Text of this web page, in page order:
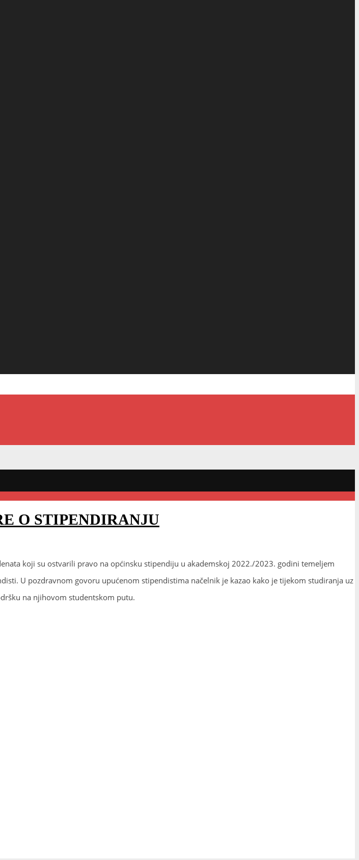
O STIPENDIRANJU
koji su ostvarili pravo na općinsku stipendiju u akademskoj 2022./2023. godini temeljem
U pozdravnom govoru upućenom stipendistima načelnik je kazao kako je tijekom studiranja uz
na njihovom studentskom putu.